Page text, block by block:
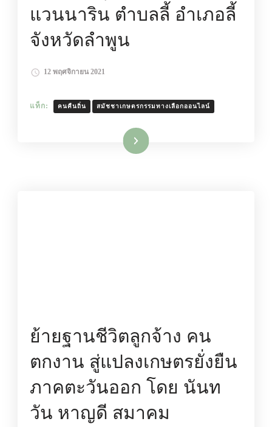
แวนนาริน ตำบลลี้ อำเภอลี้
จังหวัดลำพูน
12 พฤศจิกายน 2021
แท็ก: คนคืนถิ่น สมัชชาเกษตรกรรมทางเลือกออนไลน์
อ่านเพิ่มเติม
ย้ายฐานชีวิตลูกจ้าง คน
ตกงาน สู่แปลงเกษตรยั่งยืน
ภาคตะวันออก โดย นันท
วัน หาญดี สมาคม